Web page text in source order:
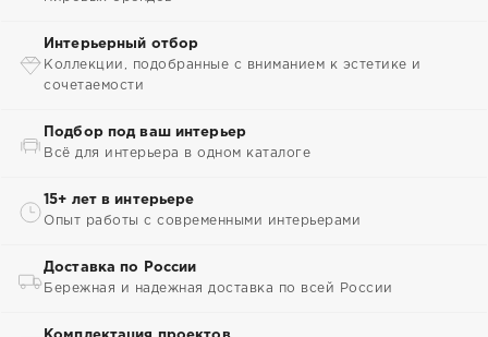
Интерьерный отбор
Коллекции, подобранные с вниманием к эстетике и
сочетаемости
Подбор под ваш интерьер
Всё для интерьера в одном каталоге
15+ лет в интерьере
Опыт работы с современными интерьерами
Доставка по России
Бережная и надежная доставка по всей России